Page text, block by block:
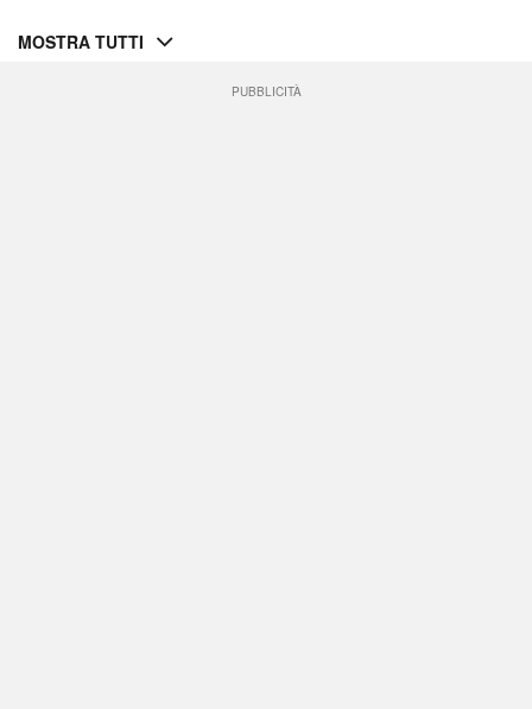
MOSTRA TUTTI
PUBBLICITÀ